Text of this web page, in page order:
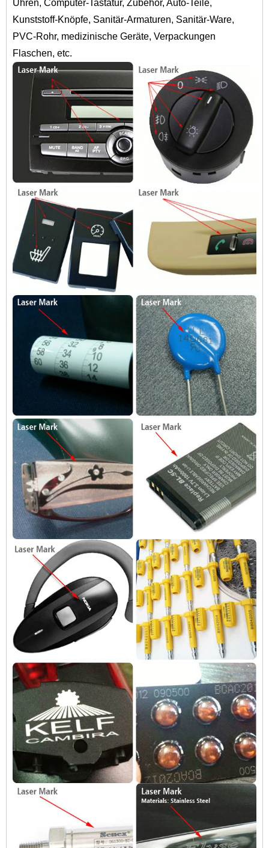
Uhren, Computer-Tastatur, Zubehör, Auto-Teile,
Kunststoff-Knöpfe, Sanitär-Armaturen, Sanitär-Ware,
PVC-Rohr, medizinische Geräte, Verpackungen
Flaschen, etc.